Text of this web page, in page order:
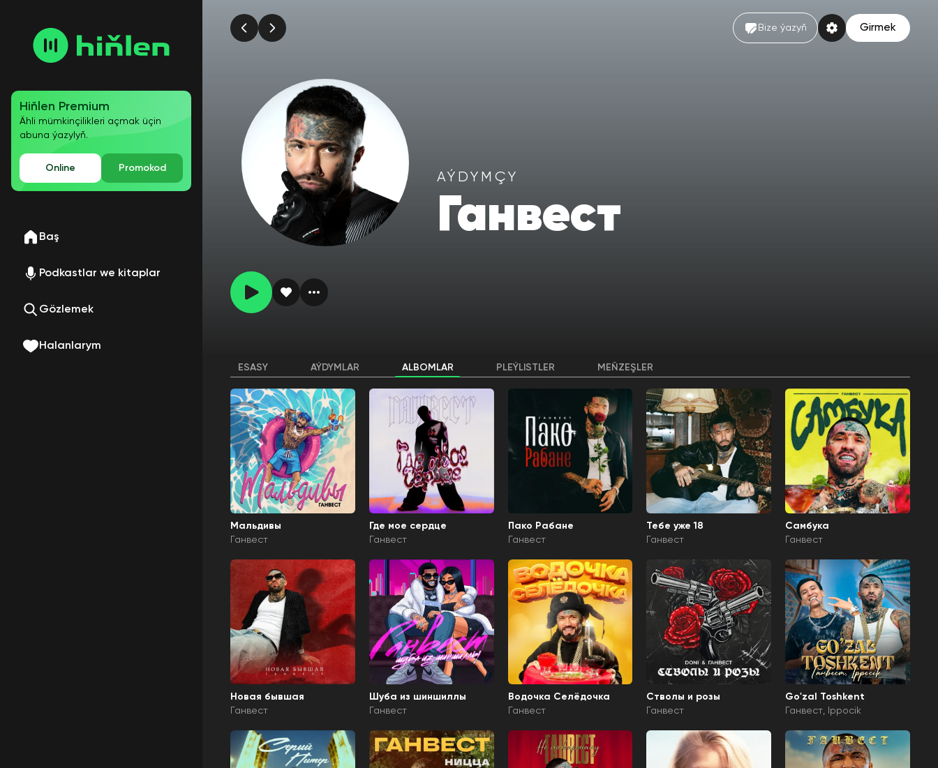
Hiňlen Premium
Ähli mümkinçilikleri açmak üçin
abuna ýazylyň.
Online Promokod
Baş
Podkastlar we kitaplar
Gözlemek
Halanlarym
Bize ýazyň Girmek
AÝDYMÇY
Ганвест
ESASY AÝDYMLAR ALBOMLAR PLEÝLISTLER MEŇZEŞLER
Мальдивы
Ганвест
Где мое сердце
Ганвест
Пако Рабане
Ганвест
Тебе уже 18
Ганвест
Самбука
Ганвест
Новая бывшая
Ганвест
Шуба из шиншиллы
Ганвест
Водочка Селёдочка
Ганвест
Стволы и розы
Ганвест
Go'zal Toshkent
Ганвест
Ippocik